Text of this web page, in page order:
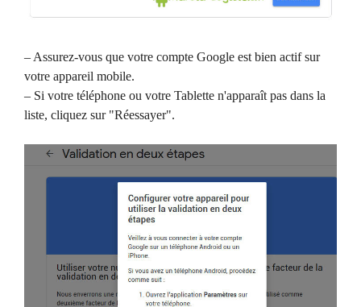
– Assurez-vous que votre compte Google est bien actif sur
votre appareil mobile.
– Si votre téléphone ou votre Tablette n'apparaît pas dans la
liste, cliquez sur "Réessayer".